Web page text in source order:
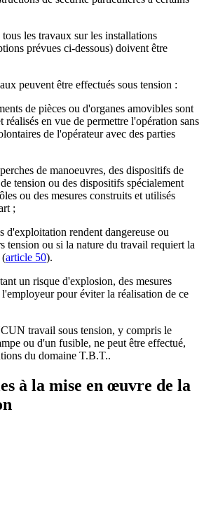
les travaux sur les installations
prévues ci-dessous) doivent être
peuvent être effectués sous tension :
de pièces ou d'organes amovibles sont
réalisés en vue de permettre l'opération sans
de l'opérateur avec des parties
de manoeuvres, des dispositifs de
tension ou des dispositifs spécialement
ou des mesures construits et utilisés
;
d'exploitation rendent dangereuse ou
tension ou si la nature du travail requiert la
(article 50).
un risque d'explosion, des mesures
pour éviter la réalisation de ce
travail sous tension, y compris le
ou d'un fusible, ne peut être effectué,
du domaine T.B.T..
à la mise en œuvre de la